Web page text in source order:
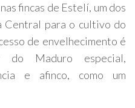
fincas de Estelí, um dos
Central para o cultivo do
de envelhecimento é
Maduro especial,
e afinco, como um